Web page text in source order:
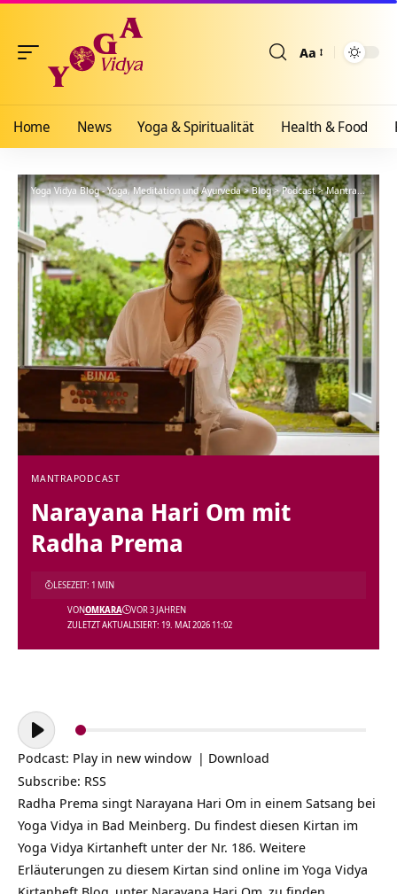
Aa
Home News Yoga & Spiritualität Health & Food
Yoga Vidya Blog - Yoga, Meditation und Ayurveda>Blog>Podcast>Mantra>
MANTRAPODCAST
Narayana Hari Om mit
Radha Prema
ZULETZT AKTUALISIERT: 19. MAI 2026 11:02
VONOMKARA VOR 3 JAHREN
LESEZEIT: 1 MIN
Audio-
Player
Podcast: Play in new window | Download
Subscribe: RSS
Radha Prema singt Narayana Hari Om in einem Satsang bei
Yoga Vidya in Bad Meinberg. Du findest diesen Kirtan im
Yoga Vidya Kirtanheft unter der Nr. 186. Weitere
Erläuterungen zu diesem Kirtan sind online im Yoga Vidya